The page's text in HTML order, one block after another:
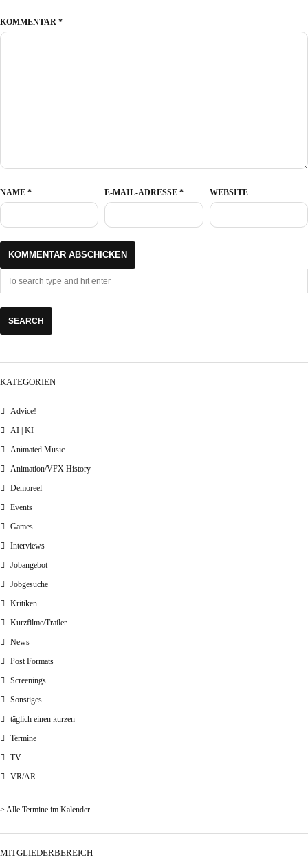
KOMMENTAR *
NAME * E-MAIL-ADRESSE* WEBSITE
KATEGORIEN
Advice!
AI | KI
Animated Music
Animation/VFX History
Demoreel
Events
Games
Interviews
Jobangebot
Jobgesuche
Kritiken
Kurzfilme/Trailer
News
Post Formats
Screenings
Sonstiges
täglich einen kurzen
Termine
TV
VR/AR
> Alle Termine im Kalender
MITGLIEDERBEREICH